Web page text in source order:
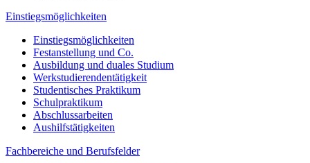
Einstiegsmöglichkeiten
Einstiegsmöglichkeiten
Festanstellung und Co.
Ausbildung und duales Studium
Werkstudierendentätigkeit
Studentisches Praktikum
Schulpraktikum
Abschlussarbeiten
Aushilfstätigkeiten
Fachbereiche und Berufsfelder